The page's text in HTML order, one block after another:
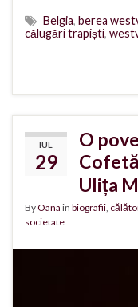
Belgia, berea
călugări trapiști,
IUL.
29
O
Ulița
ByOana in biografii
societate